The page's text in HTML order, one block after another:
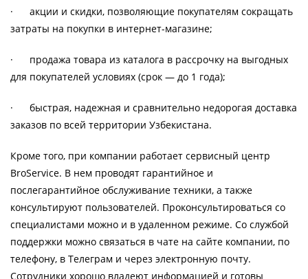
· акции и скидки, позволяющие покупателям сокращать
затраты на покупки в интернет-магазине;
· продажа товара из каталога в рассрочку на выгодных
для покупателей условиях (срок — до 1 года);
· быстрая, надежная и сравнительно недорогая доставка
заказов по всей территории Узбекистана.
Кроме того, при компании работает сервисный центр
BroService. В нем проводят гарантийное и
послегарантийное обслуживание техники, а также
консультируют пользователей. Проконсультироваться со
специалистами можно и в удаленном режиме. Со службой
поддержки можно связаться в чате на сайте компании, по
телефону, в Телеграм и через электронную почту.
Сотрудники хорошо владеют информацией и готовы